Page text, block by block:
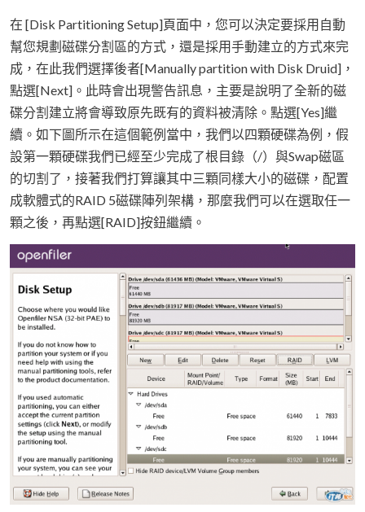
在 [Disk Partitioning Setup]頁面中，您可以決定要採用自動
幫您規劃磁碟分割區的方式，還是採用手動建立的方式來完
成，在此我們選擇後者[Manually partition with Disk Druid]，
點選[Next]。此時會出現警告訊息，主要是說明了全新的磁
碟分割建立將會導致原先既有的資料被清除。點選[Yes]繼
續。如下圖所示在這個範例當中，我們以四顆硬碟為例，假
設第一顆硬碟我們已經至少完成了根目錄（/）與Swap磁區
的切割了，接著我們打算讓其中三顆同樣大小的磁碟，配置
成軟體式的RAID 5磁碟陣列架構，那麼我們可以在選取任一
顆之後，再點選[RAID]按鈕繼續。